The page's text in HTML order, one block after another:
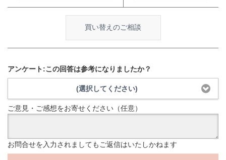
買い替えのご相談
アンケート:この回答は参考になりましたか？
(選択してください)
ご意見・ご感想をお寄せください（任意）
お問合せを入力されましてもご返信はいたしかねます